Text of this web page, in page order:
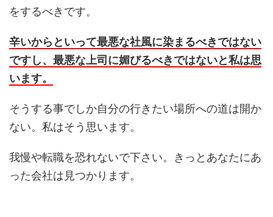
をするべきです。
辛いからといって最悪な社風に染まるべきではない
ですし、最悪な上司に媚びるべきではないと私は思
います。
そうする事でしか自分の行きたい場所への道は開か
ない。私はそう思います。
我慢や転職を恐れないで下さい。きっとあなたにあ
った会社は見つかります。